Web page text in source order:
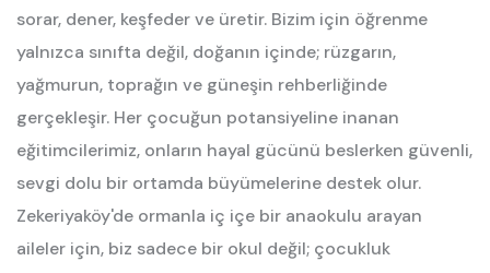
sorar, dener, keşfeder ve üretir. Bizim için öğrenme
yalnızca sınıfta değil, doğanın içinde; rüzgarın,
yağmurun, toprağın ve güneşin rehberliğinde
gerçekleşir. Her çocuğun potansiyeline inanan
eğitimcilerimiz, onların hayal gücünü beslerken güvenli,
sevgi dolu bir ortamda büyümelerine destek olur.
Zekeriyaköy'de ormanla iç içe bir anaokulu arayan
aileler için, biz sadece bir okul değil; çocukluk